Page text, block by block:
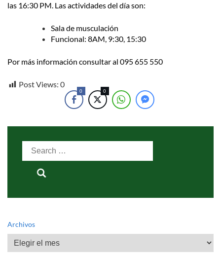
las 16:30 PM. Las actividades del día son:
Sala de musculación
Funcional: 8AM, 9:30, 15:30
Por más información consultar al 095 655 550
Post Views: 0
0 0
Search
Archivos
Archivos